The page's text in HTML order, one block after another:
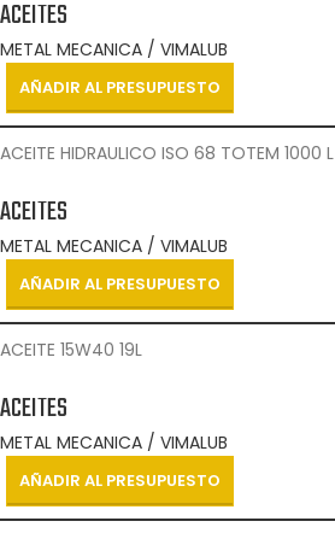
ACEITES
METAL MECANICA / VIMALUB
AÑADIR AL PRESUPUESTO
ACEITE HIDRAULICO ISO 68 TOTEM 1000 L
ACEITES
METAL MECANICA / VIMALUB
AÑADIR AL PRESUPUESTO
ACEITE 15W40 19L
ACEITES
METAL MECANICA / VIMALUB
AÑADIR AL PRESUPUESTO